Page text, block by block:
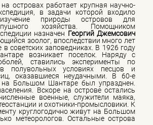
островах работает крупная научно-
в задачи которой входило
изучение природы островов для
хозяйства. Помощником
назначен Георгий Джемсович
зоолог, впоследствии много лет
советских заповедниках. В 1926 году
возникает поселок. Наряду с
ставились эксперименты по
полувольных условиях песцов и
оказавшиеся неудачными. В 60-е
на Большом Шантаре был упразднен.
Вскоре на острове остались
военные, служители маяка,
и охотники-промысловики. К
круглогодично живут на Большом
метеорологов. Остальные острова